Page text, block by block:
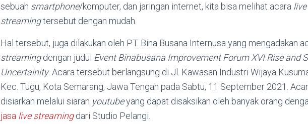
sebuah smartphone/komputer, dan jaringan internet, kita bisa melihat acara live
streamingtersebut dengan mudah.
Hal tersebut, juga dilakukan oleh PT. Bina Busana Internusa yang mengadakan
streamingdengan judul Event Binabusana Improvement Forum XVI Rise and
Uncertainity. Acara tersebut berlangsung di Jl. Kawasan Industri Wijaya
Kec. Tugu, Kota Semarang, Jawa Tengah pada Sabtu, 11 September 2021.
disiarkan melalui siaran youtubeyang dapat disaksikan oleh banyak orang
jasa live streamingdari Studio Pelangi.